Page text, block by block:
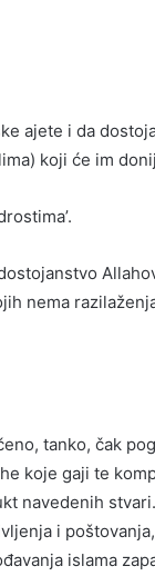
ajete i da
koji će im
nema
tanko, čak
koje gaji te
navedenih
i
islama